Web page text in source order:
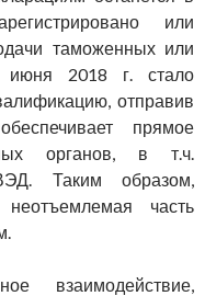
или
таможенных или
июня 2018 г. стало
отправив
прямое
органов, в т.ч.
Таким образом,
часть
взаимодействие,